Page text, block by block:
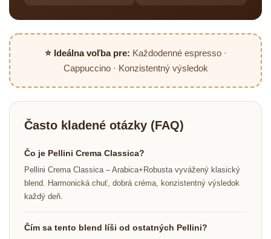
⭐ Ideálna voľba pre: Každodenné espresso ·
Cappuccino · Konzistentný výsledok
Často kladené otázky (FAQ)
Čo je Pellini Crema Classica?
Pellini Crema Classica – Arabica+Robusta vyvážený klasický
blend. Harmonická chuť, dobrá créma, konzistentný výsledok
každý deň.
Čím sa tento blend líši od ostatných Pellini?